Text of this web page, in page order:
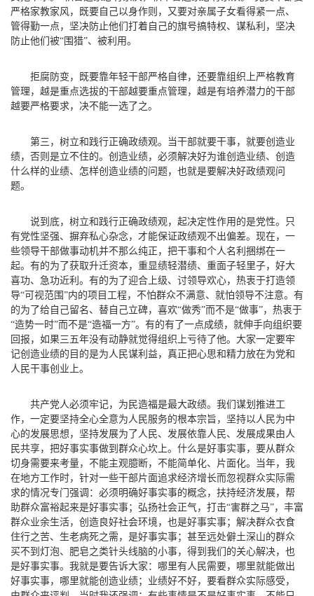
严格家教家风，既要自己以身作则，又要对亲属子女看得紧一点、
管得勤一点，坚决防止他们打着自己的旗号搞特权、谋私利，坚决
防止他们被“围猎”、被利用。
拒腐防变，既要靠年轻干部严格自律，还要靠组织上严格教育
管理，越是重点选拔的干部越要重点管理，越是有培养潜力的干部
越要严格要求，决不能一选了之。
第三，树立和践行正确政绩观。
当干部就要干事，就要创造业
绩，否则是立不住的。创造业绩，必须解决好为谁创造业绩、创造
什么样的业绩、怎样创造业绩的问题，也就是要解决好政绩观问
题。
说到底，树立和践行正确政绩观，起决定性作用的是党性。只
有党性坚强、摒弃私心杂念，才能保证政绩观不出偏差。现在，一
些领导干部做事动机并不那么纯正，把干事和个人名利捆绑在一
起。有的为了获取升迁资本，重显绩轻潜绩、重面子轻里子，好大
喜功、急功近利。有的为了迎合上级、讨领导欢心，热衷于打造领
导“可视范围”内的项目工程，不怕群众不满意、就怕领导不注意。有
的为了给自己留名、替自己立碑，喜欢“做秀”而不是“做事”，热衷于
“造势一时”而不是“造福一方”。有的有了一点成绩，就伸手向组织要
回报，如果三五年没有动静就觉得组织上亏待了他。大家一定要牢
记创造业绩的目的是为人民谋利益，真正把心思和精力放在为党和
人民干事创业上。
共产党人必须牢记，为民造福是最大政绩。我们谋划推进工
作，一定要坚持全心全意为人民服务的根本宗旨，坚持以人民为中
心的发展思想，坚持发展为了人民、发展依靠人民、发展成果由人
民共享，把好事实事做到群众心坎上。什么是好事实事，要从群众
切身需要来考量，不能主观臆断，不能简单化、片面化。当年，我
在地方工作时，针对一些干部片面追求经济增长而忽视群众实际需
求的情况专门强调：必须明确好事实事的概念，扶持经济发展，帮
助群众富裕起来是好事实事；弘扬社会正气，打击“害群之马”，丰富
群众业余生活，创造良好社会环境，也是好事实事；解决群众衣食
住行之苦、生老病死之需，是好事实事；甚至远处僻土深山的群众
买不到灯泡、肥皂之类针头线脑的小事，得到我们的关心解决，也
是好事实事。我就是要告诉大家：哪里有人民需要，哪里就能做出
好事实事，哪里就能创造业绩；业绩好不好，要看群众实际感受，